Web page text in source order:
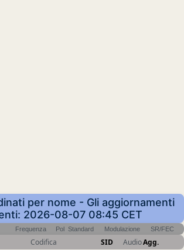
per nome - Gli aggiornamenti
2026-08-07 08:45 CET
Frequenza Pol Standard Modulazione SR/FEC
Codifica SID AudioAgg.